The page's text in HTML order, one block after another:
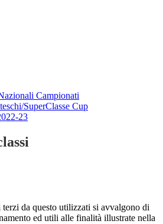
Campionati
SuperClasse Cup
23
da questo utilizzati si avvalgono di
ed utili alle finalità illustrate nella